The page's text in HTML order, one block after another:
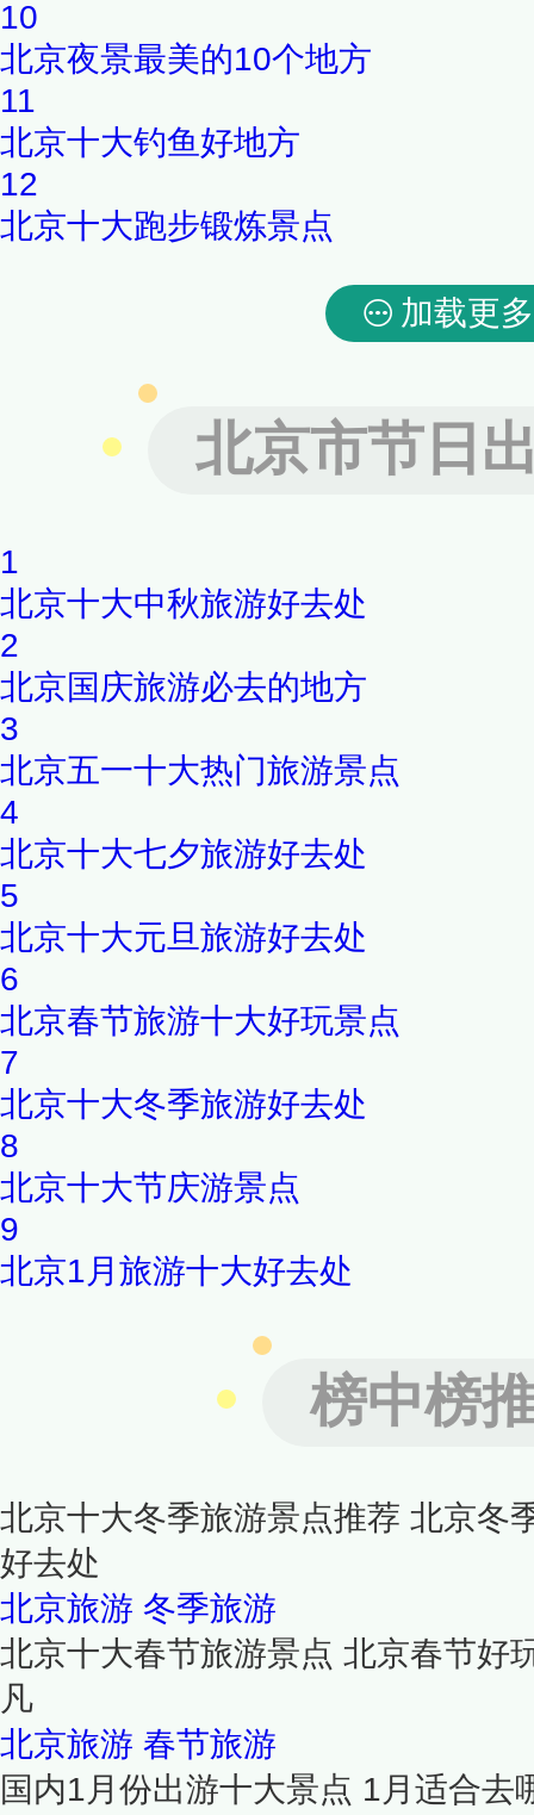
10
北京夜景最美的10个地方
11
北京十大钓鱼好地方
12
北京十大跑步锻炼景点
加载更多
北京市节日
1
北京十大中秋旅游好去处
2
北京国庆旅游必去的地方
3
北京五一十大热门旅游景点
4
北京十大七夕旅游好去处
5
北京十大元旦旅游好去处
6
北京春节旅游十大好玩景点
7
北京十大冬季旅游好去处
8
北京十大节庆游景点
9
北京1月旅游十大好去处
榜中榜
北京十大冬季旅游景点推荐 北京冬
好去处
北京旅游 冬季旅游
北京十大春节旅游景点 北京春节好
凡
北京旅游 春节旅游
国内1月份出游十大景点 1月适合去